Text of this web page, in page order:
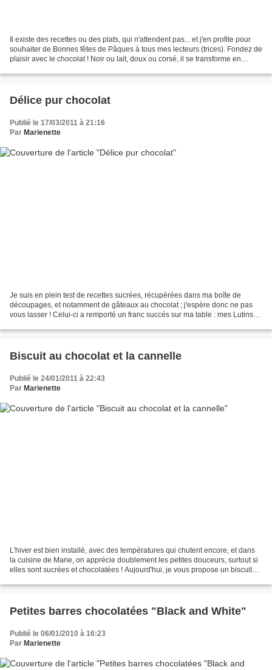
Il existe des recettes ou des plats, qui n'attendent pas... et j'en profite pour
souhaiter de Bonnes fêtes de Pâques à tous mes lecteurs (trices). Fondez de
plaisir avec le chocolat ! Noir ou lait, doux ou corsé, il se transforme en
Délice pur chocolat
Publié le 17/03/2011 à 21:16
Par Marienette
Je suis en plein test de recettes sucrées, récupérées dans ma boîte de
découpages, et notamment de gâteaux au chocolat ; j'espère donc ne pas
vous lasser ! Celui-ci a remporté un franc succés sur ma table : mes Lutins
Biscuit au chocolat et la cannelle
Publié le 24/01/2011 à 22:43
Par Marienette
L'hiver est bien installé, avec des températures qui chutent encore, et dans
la cuisine de Marie, on apprécie doublement les petites douceurs, surtout si
elles sont sucrées et chocolatées ! Aujourd'hui, je vous propose un biscuit
Petites barres chocolatées "Black and White"
Publié le 06/01/2010 à 16:23
Par Marienette